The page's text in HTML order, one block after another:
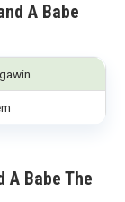
A Babe
A Babe The